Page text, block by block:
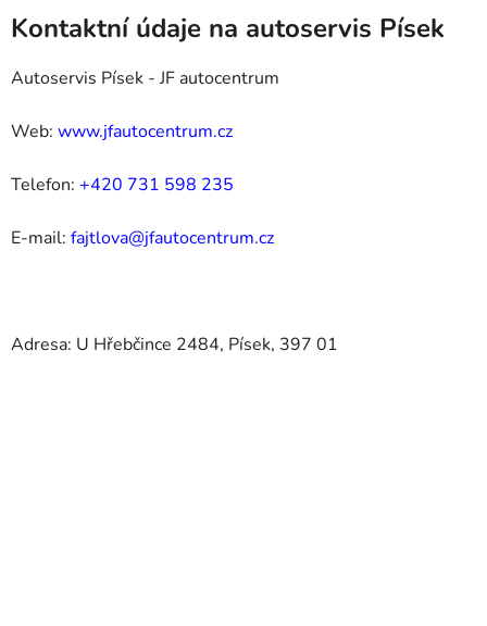
Kontaktní údaje na autoservis Písek
Autoservis Písek - JF autocentrum
Web: www.jfautocentrum.cz
Telefon: +420 731 598 235
E-mail: fajtlova@jfautocentrum.cz
Adresa: U Hřebčince 2484, Písek, 397 01